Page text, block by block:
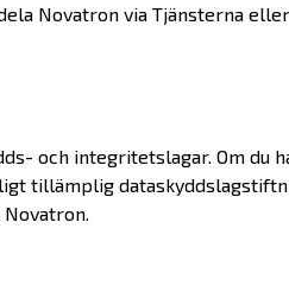
Novatron via Tjänsterna eller
och integritetslagar. Om du
tillämplig